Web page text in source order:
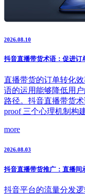
2026.08.10
抖音直播带货术语：促进订
直播带货的订单转化
语的运用能够降低用
路径。抖音直播带货术
proof 三个心理机制构
more
2026.08.03
抖音直播带货推广：直播间
抖音平台的流量分发